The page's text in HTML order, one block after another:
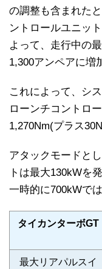
の調整も含まれた
ントロールユニッ
よって、走行中の
1,300アンペアに増
これによって、シ
ローンチコントロ
1,270Nm(プラス
アタックモードと
トは最大130kWを
一時的に700kWで
タイカンターボGT
最大リアパルスイ